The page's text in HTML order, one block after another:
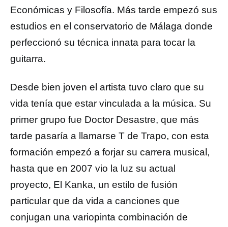
Económicas y Filosofía. Más tarde empezó sus
estudios en el conservatorio de Málaga donde
perfeccionó su técnica innata para tocar la
guitarra.
Desde bien joven el artista tuvo claro que su
vida tenía que estar vinculada a la música. Su
primer grupo fue Doctor Desastre, que más
tarde pasaría a llamarse T de Trapo, con esta
formación empezó a forjar su carrera musical,
hasta que en 2007 vio la luz su actual
proyecto, El Kanka, un estilo de fusión
particular que da vida a canciones que
conjugan una variopinta combinación de